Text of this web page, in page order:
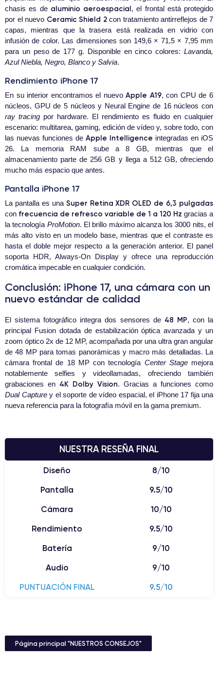
chasis es de aluminio aeroespacial, el frontal está protegido
por el nuevo Ceramic Shield 2con tratamiento antirreflejos de 7
capas, mientras que la trasera está realizada en vidrio con
infusión de color. Las dimensiones son 149,6 × 71,5 × 7,95 mm
para un peso de 177 g. Disponible en cinco colores: Lavanda,
Azul Niebla, Negro, Blanco y Salvia.
Rendimiento iPhone 17
En su interior encontramos el nuevoApple A19, con CPU de 6
núcleos, GPU de 5 núcleos y Neural Engine de 16 núcleos con
ray tracing por hardware. El rendimiento es fluido en cualquier
escenario: multitarea, gaming, edición de vídeo y, sobre todo, con
las nuevas funciones de Apple Intelligence integradas en iOS
26. La memoria RAM sube a 8 GB, mientras que el
almacenamiento parte de 256 GB y llega a 512 GB, ofreciendo
mucho más espacio que antes.
Pantalla iPhone 17
La pantalla es una Super Retina XDR OLED de 6,3 pulgadas
con frecuencia de refresco variable de 1 a 120 Hz gracias a
la tecnología ProMotion. El brillo máximo alcanza los 3000 nits, el
más alto visto en un modelo base, mientras que el contraste es
hasta el doble mejor respecto a la generación anterior. El panel
soporta HDR, Always-On Display y ofrece una reproducción
cromática impecable en cualquier condición.
Conclusión: iPhone 17, una cámara con un
nuevo estándar de calidad
El sistema fotográfico integra dos sensores de 48 MP, con la
principal Fusion dotada de estabilización óptica avanzada y un
zoom óptico 2x de 12 MP, acompañada por una ultra gran angular
de 48 MP para tomas panorámicas y macro más detalladas. La
cámara frontal de 18 MP con tecnología Center Stagemejora
notablemente selfies y videollamadas, ofreciendo también
grabaciones en 4K Dolby Vision. Gracias a funciones como
Dual Capturey el soporte de vídeo espacial, el iPhone 17 fija una
nueva referencia para la fotografía móvil en la gama premium.
NUESTRA RESEÑA FINAL
Diseño
8/10
Pantalla
9.5/10
Cámara
10/10
Rendimiento
9.5/10
Batería
9/10
Audio
9/10
PUNTUACIÓN FINAL
9.5/10
Página principal "NUESTROS CONSEJOS"